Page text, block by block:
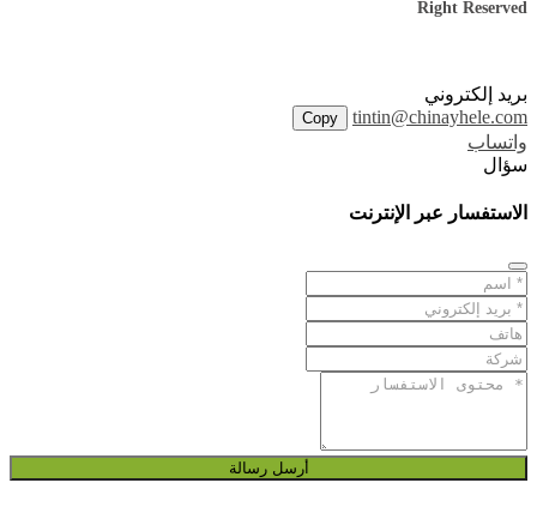
Right Reserved
بريد إلكتروني
tintin@chinayhele.com
Copy
واتساب
سؤال
الاستفسار عبر الإنترنت
أرسل رسالة